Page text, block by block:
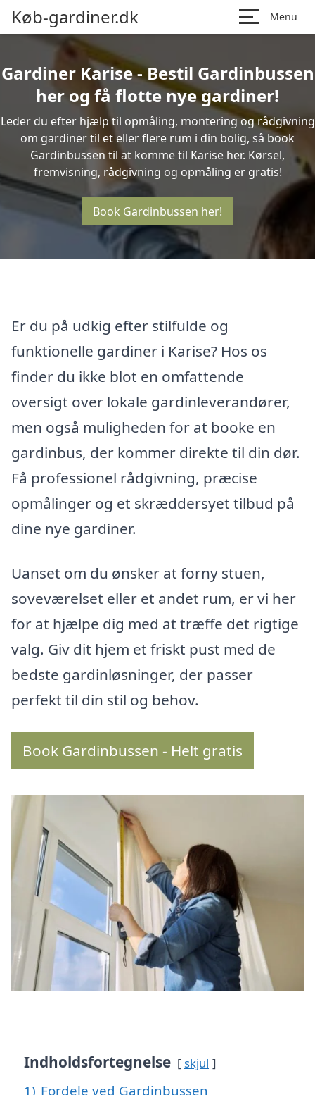
Køb-gardiner.dk Menu
Gardiner Karise - Bestil Gardinbussen
her og få flotte nye gardiner!
Leder du efter hjælp til opmåling, montering og rådgivning
om gardiner til et eller flere rum i din bolig, så book
Gardinbussen til at komme til Karise her. Kørsel,
fremvisning, rådgivning og opmåling er gratis!
Book Gardinbussen her!
Er du på udkig efter stilfulde og
funktionelle gardiner i Karise? Hos os
finder du ikke blot en omfattende
oversigt over lokale gardinleverandører,
men også muligheden for at booke en
gardinbus, der kommer direkte til din dør.
Få professionel rådgivning, præcise
opmålinger og et skræddersyet tilbud på
dine nye gardiner.
Uanset om du ønsker at forny stuen,
soveværelset eller et andet rum, er vi her
for at hjælpe dig med at træffe det rigtige
valg. Giv dit hjem et friskt pust med de
bedste gardinløsninger, der passer
perfekt til din stil og behov.
Book Gardinbussen - Helt gratis
Indholdsfortegnelse skjul
1) Fordele ved Gardinbussen